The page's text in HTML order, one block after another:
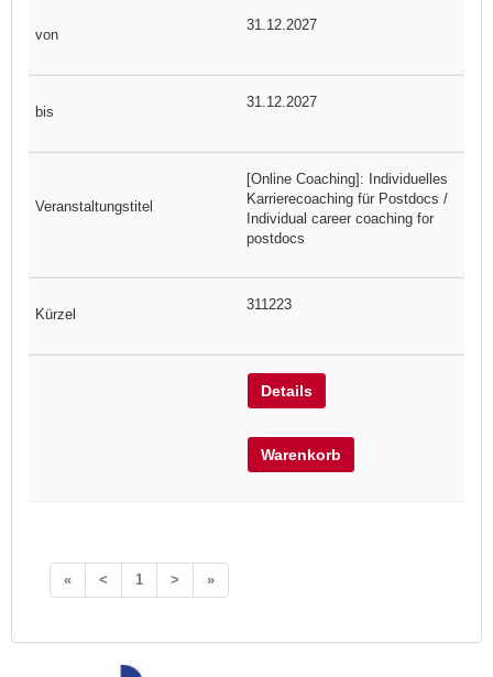
31.12.2027
31.12.2027
[Online Coaching]: Individuelles
Karrierecoaching für Postdocs /
Individual career coaching for
postdocs
311223
Details
Warenkorb
« < 1 > »